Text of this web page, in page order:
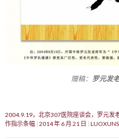
赠稿： 罗元发
2004.9.19，北京307医院座谈会，罗元发
作指示条幅 2014 年 6 月 21 日